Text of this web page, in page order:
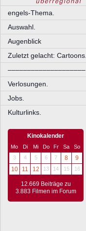
engels-Thema.
Auswahl.
Augenblick
Zuletzt gelacht: Cartoons.
––––––––––––––––––––
Verlosungen.
Jobs.
Kulturlinks.
Kinokalender
Mo Di Mi Do Fr Sa
So
3
4 5 6 7 8
9
10
11 12 13 14 15 16
12.669 Beiträge zu
3.883 Filmen im Forum